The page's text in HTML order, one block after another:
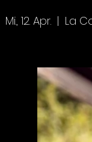
Mi., 12. Apr.
  |
La